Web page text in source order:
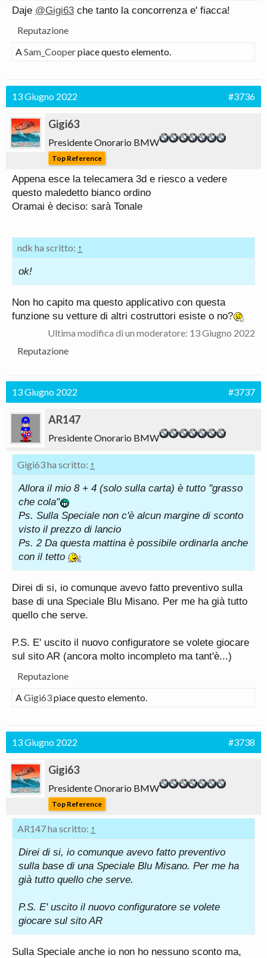
Daje @Gigi63 che tanto la concorrenza e' fiacca!
Reputazione
ASam_Cooperpiace questo elemento.
13 Giugno 2022 #3736
Gigi63
Presidente Onorario BMW
Top Reference
Appena esce la telecamera 3d e riesco a vedere
questo maledetto bianco ordino
Oramai è deciso: sarà Tonale
ndk ha scritto: ↑
ok!
Non ho capito ma questo applicativo con questa
funzione su vetture di altri costruttori esiste o no?
Ultima modifica di un moderatore: 13 Giugno 2022
Reputazione
13 Giugno 2022 #3737
AR147
Presidente Onorario BMW
Gigi63 ha scritto: ↑
Allora il mio 8 + 4 (solo sulla carta) è tutto "grasso
che cola"
Ps. Sulla Speciale non c'è alcun margine di sconto
visto il prezzo di lancio
Ps. 2 Da questa mattina è possibile ordinarla anche
con il tetto
Direi di si, io comunque avevo fatto preventivo sulla
base di una Speciale Blu Misano. Per me ha già tutto
quello che serve.
P.S. E' uscito il nuovo configuratore se volete giocare
sul sito AR (ancora molto incompleto ma tant'è...)
Reputazione
AGigi63piace questo elemento.
13 Giugno 2022 #3738
Gigi63
Presidente Onorario BMW
Top Reference
AR147 ha scritto: ↑
Direi di si, io comunque avevo fatto preventivo
sulla base di una Speciale Blu Misano. Per me ha
già tutto quello che serve.
P.S. E' uscito il nuovo configuratore se volete
giocare sul sito AR
Sulla Speciale anche io non ho nessuno sconto ma,